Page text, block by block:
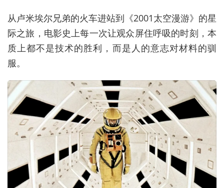
从卢米埃尔兄弟的火车进站到《2001太空漫游》的星
际之旅，电影史上每一次让观众屏住呼吸的时刻，本
质上都不是技术的胜利，而是人的意志对材料的驯
服。